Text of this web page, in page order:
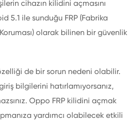
cihazın kilidini açmasını
5.1 ile sunduğu FRP (Fabrika
olarak bilinen bir güvenlik
de bir sorun nedeni olabilir.
bilgilerini hatırlamıyorsanız,
Oppo FRP kilidini açmak
yardımcı olabilecek etkili